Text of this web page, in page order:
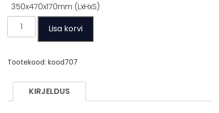
350x470x170mm (LxHxS)
Minibaar
"Spirit
real
(must)
kogus
Lisa korvi
Tootekood: kood707
KIRJELDUS